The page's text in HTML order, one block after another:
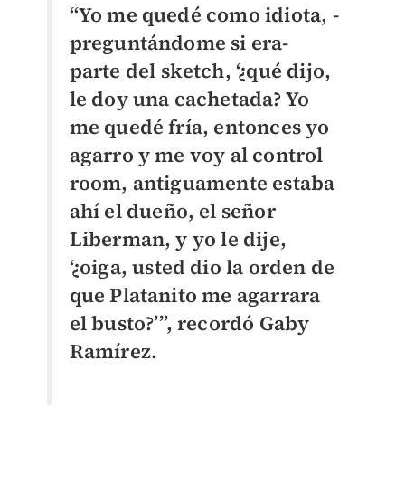
“Yo me quedé como idiota, -
preguntándome si era-
parte del sketch, ‘¿qué dijo,
le doy una cachetada? Yo
me quedé fría, entonces yo
agarro y me voy al control
room, antiguamente estaba
ahí el dueño, el señor
Liberman, y yo le dije,
‘¿oiga, usted dio la orden de
que Platanito me agarrara
el busto?’”, recordó Gaby
Ramírez.